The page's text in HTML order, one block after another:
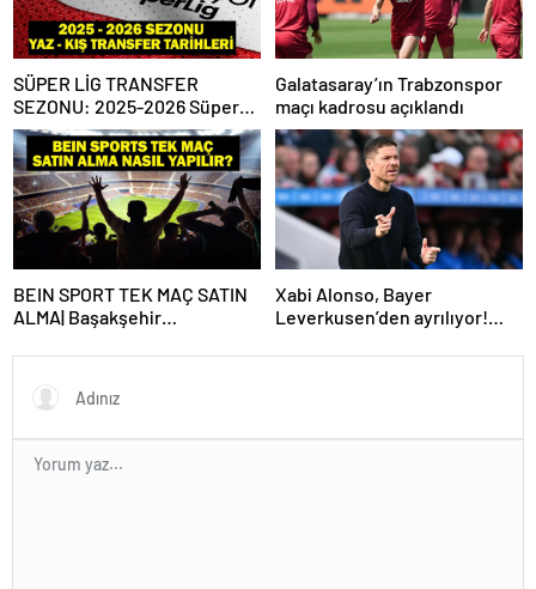
SÜPER LİG TRANSFER
SEZONU: 2025-2026 Süper
Lig Yaz Transfer Sezonu Ne
Zaman Başlayacak? Kış
Transfer Sezonu Ne Zaman
Başlayacak? TFF Açıkladı!
Galatasaray’ın Trabzonspor
maçı kadrosu açıklandı
BEIN SPORT TEK MAÇ SATIN
ALMA| Başakşehir
tek maç satın alma nasıl
yapılır?
Xabi Alonso, Bayer
Leverkusen’den ayrılıyor!